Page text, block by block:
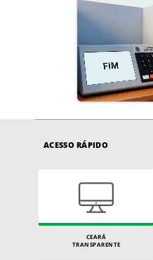
ACESSO RÁPIDO
CEARÁ
TRANSPARENTE